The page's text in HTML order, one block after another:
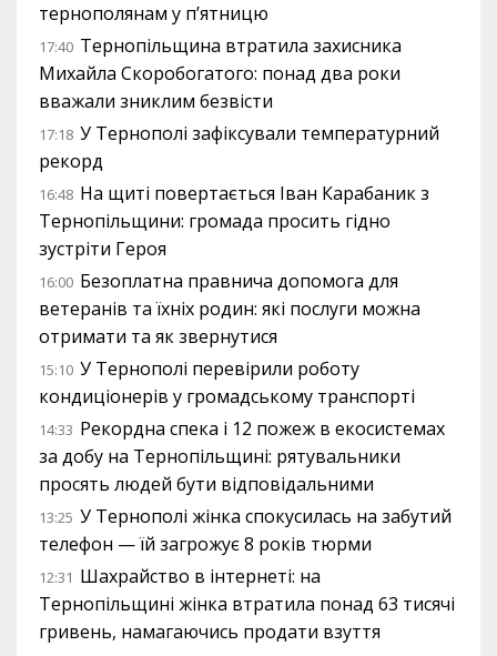
тернополянам у п’ятницю
17:40 Тернопільщина втратила захисника
Михайла Скоробогатого: понад два роки
вважали зниклим безвісти
17:18 У Тернополі зафіксували температурний
рекорд
16:48 На щиті повертається Іван Карабаник з
Тернопільщини: громада просить гідно
зустріти Героя
16:00 Безоплатна правнича допомога для
ветеранів та їхніх родин: які послуги можна
отримати та як звернутися
15:10 У Тернополі перевірили роботу
кондиціонерів у громадському транспорті
14:33 Рекордна спека і 12 пожеж в екосистемах
за добу на Тернопільщині: рятувальники
просять людей бути відповідальними
13:25 У Тернополі жінка спокусилась на забутий
телефон — їй загрожує 8 років тюрми
12:31 Шахрайство в інтернеті: на
Тернопільщині жінка втратила понад 63 тисячі
гривень, намагаючись продати взуття